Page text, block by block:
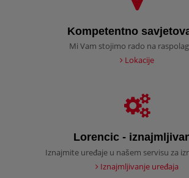
Kompetentno
Mi Vam stojimo rado na
Lokacije
Lorencic -
Iznajmite uređaje u našem servisu za
Iznajmljivanje uređaja